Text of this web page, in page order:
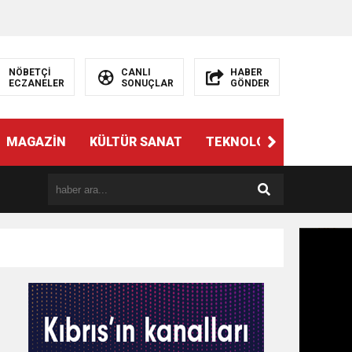
NÖBETÇİ
ECZANELER
CANLI
SONUÇLAR
HABER
GÖNDER
MAGAZİN KÜLTÜR SANAT TEKNOLOJİ